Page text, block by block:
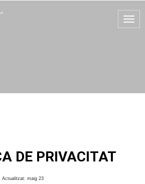
DE PRIVACITAT
Actualitzat: maig 23